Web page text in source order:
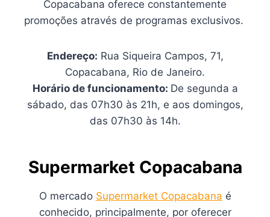
Copacabana oferece constantemente
promoções através de programas exclusivos.
Endereço: Rua Siqueira Campos, 71,
Copacabana, Rio de Janeiro.
Horário de funcionamento: De segunda a
sábado, das 07h30 às 21h, e aos domingos,
das 07h30 às 14h.
Supermarket Copacabana
O mercado Supermarket Copacabana é
conhecido, principalmente, por oferecer